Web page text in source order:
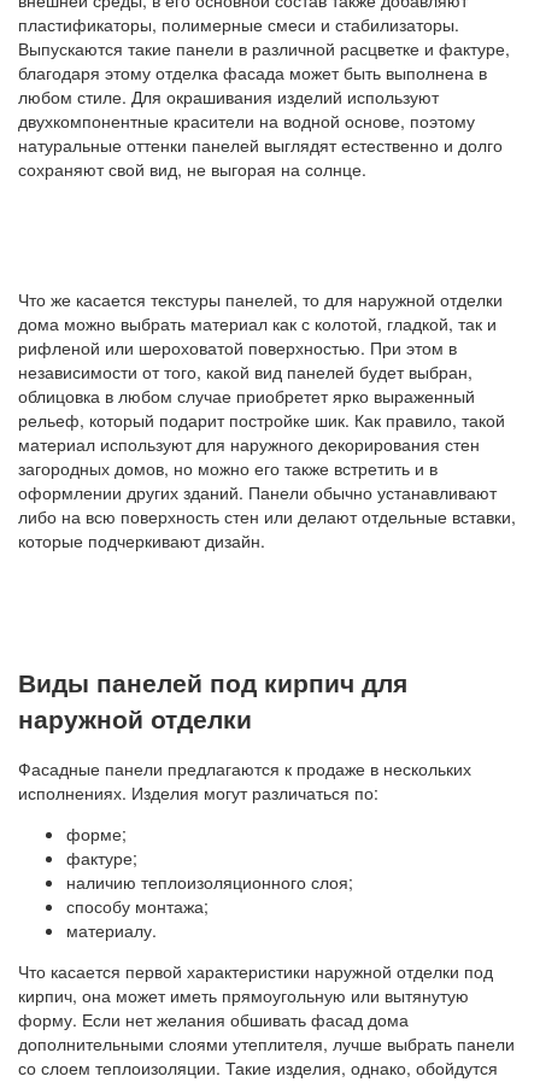
пластификаторы, полимерные смеси и стабилизаторы.
Выпускаются такие панели в различной расцветке и фактуре,
благодаря этому отделка фасада может быть выполнена в
любом стиле. Для окрашивания изделий используют
двухкомпонентные красители на водной основе, поэтому
натуральные оттенки панелей выглядят естественно и долго
сохраняют свой вид, не выгорая на солнце.
Что же касается текстуры панелей, то для наружной отделки
дома можно выбрать материал как с колотой, гладкой, так и
рифленой или шероховатой поверхностью. При этом в
независимости от того, какой вид панелей будет выбран,
облицовка в любом случае приобретет ярко выраженный
рельеф, который подарит постройке шик. Как правило, такой
материал используют для наружного декорирования стен
загородных домов, но можно его также встретить и в
оформлении других зданий. Панели обычно устанавливают
либо на всю поверхность стен или делают отдельные вставки,
которые подчеркивают дизайн.
Виды панелей под кирпич для
наружной отделки
Фасадные панели предлагаются к продаже в нескольких
исполнениях. Изделия могут различаться по:
форме;
фактуре;
наличию теплоизоляционного слоя;
способу монтажа;
материалу.
Что касается первой характеристики наружной отделки под
кирпич, она может иметь прямоугольную или вытянутую
форму. Если нет желания обшивать фасад дома
дополнительными слоями утеплителя, лучше выбрать панели
со слоем теплоизоляции. Такие изделия, однако, обойдутся